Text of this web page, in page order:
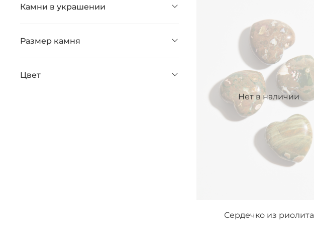
Нет в наличии
Сердечко из риолита
Камни в украшении
Размер камня
Цвет